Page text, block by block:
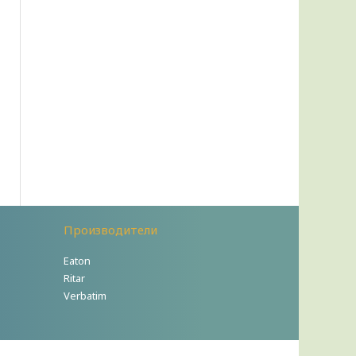
Производители
Eaton
Ritar
Verbatim